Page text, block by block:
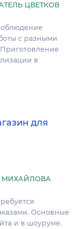
ЦВЕТКОВ
с разными
в
для
МИХАЙЛОВА
Основные
и в шоуруме.